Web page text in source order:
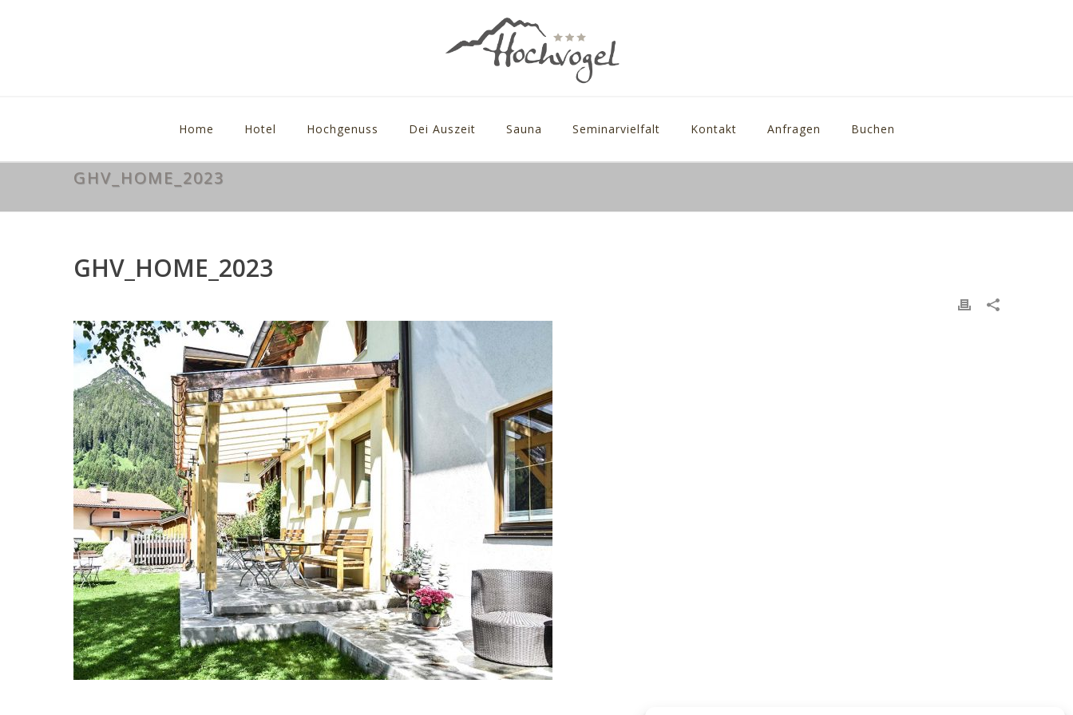
Home Hotel Hochgenuss Dei Auszeit Sauna Seminarvielfalt Kontakt Anfragen Buchen
GHV_HOME_2023
GHV_HOME_2023